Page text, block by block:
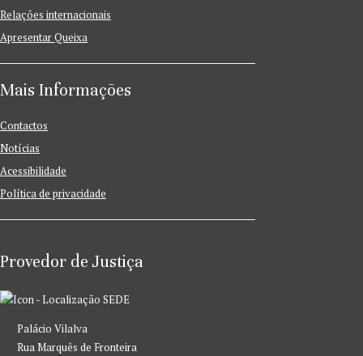
Relações internacionais
Apresentar Queixa
Mais Informações
Contactos
Notícias
Acessibilidade
Política de privacidade
Provedor de Justiça
SEDE
Palácio Vilalva
Rua Marquês de Fronteira